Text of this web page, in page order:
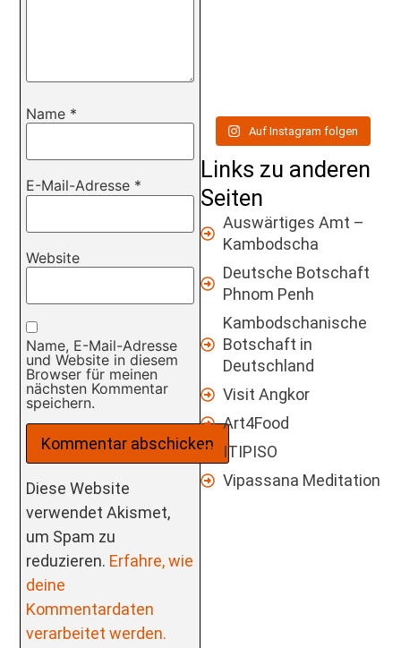
Name *
E-Mail-Adresse *
Website
Name, E-Mail-Adresse
und Website in diesem
Browser für meinen
nächsten Kommentar
speichern.
Diese Website
verwendet Akismet,
um Spam zu
reduzieren. Erfahre, wie
deine
Kommentardaten
verarbeitet werden.
Auf Instagram folgen
Links zu anderen
Seiten
Auswärtiges Amt –
Kambodscha
Deutsche Botschaft
Phnom Penh
Kambodschanische
Botschaft in
Deutschland
Visit Angkor
Art4Food
ITIPISO
Vipassana Meditation